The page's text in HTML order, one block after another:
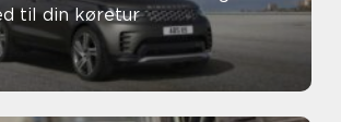
til din køretur